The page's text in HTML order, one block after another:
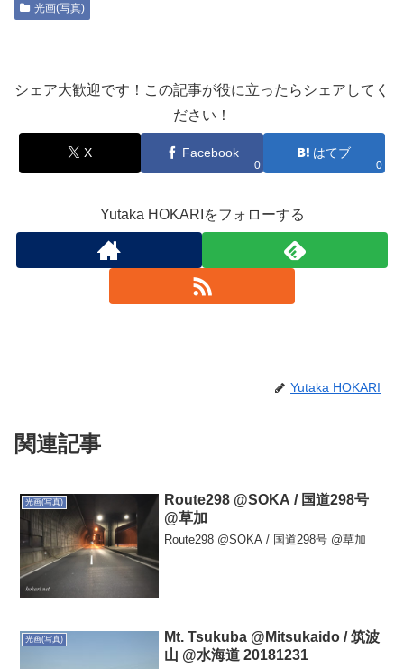
光画(写真)
シェア大歓迎です！この記事が役に立ったらシェアしてく
ださい！
X Facebook
0
はてブ
0
Yutaka HOKARIをフォローする
Yutaka HOKARI
関連記事
光画(写真)
Route298 @SOKA / 国道298号
@草加
Route298 @SOKA / 国道298号 @草加
光画(写真)
Mt. Tsukuba @Mitsukaido / 筑波
山 @水海道 20181231